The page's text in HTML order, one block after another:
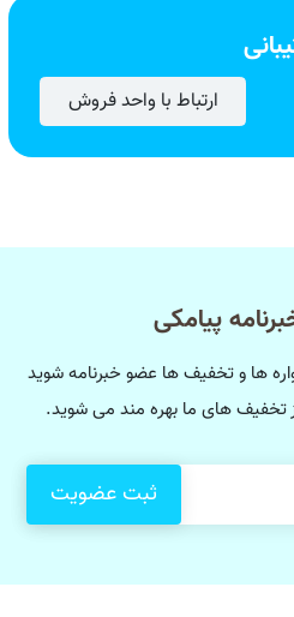
ارتباط با واحد فروش
پیامکی
ها و تخفیف ها عضو خبرنامه شوید
تخفیف های ما بهره مند می شوید.